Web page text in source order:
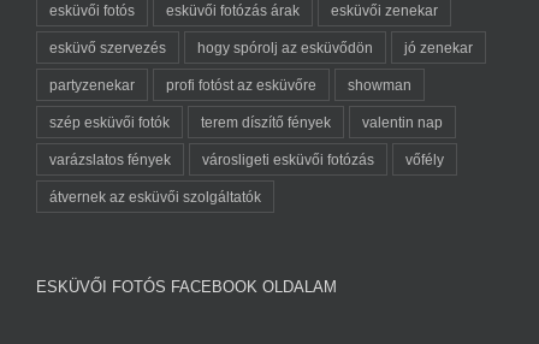
esküvői fotós esküvői fotózás árak esküvői zenekar
esküvő szervezés hogy spórolj az esküvődön jó zenekar
partyzenekar profi fotóst az esküvőre showman
szép esküvői fotók terem díszítő fények valentin nap
varázslatos fények városligeti esküvői fotózás vőfély
átvernek az esküvői szolgáltatók
ESKÜVŐI FOTÓS FACEBOOK OLDALAM